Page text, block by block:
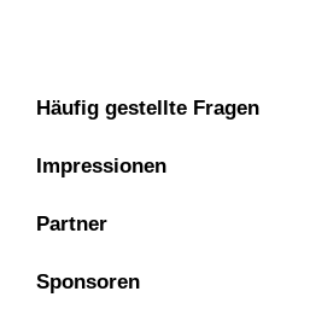
Häufig gestellte Fragen
Impressionen
Partner
Sponsoren